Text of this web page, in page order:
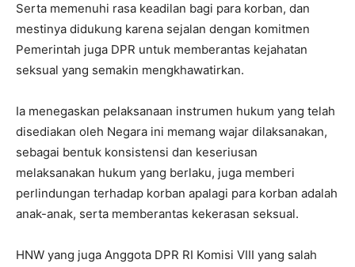
Serta memenuhi rasa keadilan bagi para korban, dan
mestinya didukung karena sejalan dengan komitmen
Pemerintah juga DPR untuk memberantas kejahatan
seksual yang semakin mengkhawatirkan.
Ia menegaskan pelaksanaan instrumen hukum yang telah
disediakan oleh Negara ini memang wajar dilaksanakan,
sebagai bentuk konsistensi dan keseriusan
melaksanakan hukum yang berlaku, juga memberi
perlindungan terhadap korban apalagi para korban adalah
anak-anak, serta memberantas kekerasan seksual.
HNW yang juga Anggota DPR RI Komisi VIII yang salah